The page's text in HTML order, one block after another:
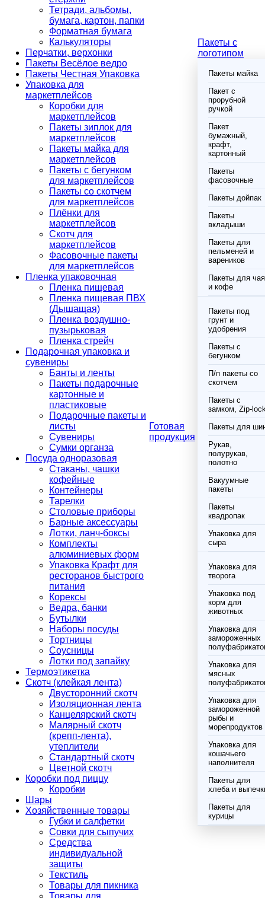
Тетради, альбомы,
бумага, картон, папки
Форматная бумага
Калькуляторы
Перчатки, верхонки
Пакеты Весёлое ведро
Пакеты Честная Упаковка
Упаковка для
маркетплейсов
Коробки для
маркетплейсов
Пакеты зиплок для
маркетплейсов
Пакеты майка для
маркетплейсов
Пакеты с бегунком
для маркетплейсов
Пакеты со скотчем
для маркетплейсов
Плёнки для
маркетплейсов
Скотч для
маркетплейсов
Фасовочные пакеты
для маркетплейсов
Пленка упаковочная
Пленка пищевая
Пленка пищевая ПВХ
(Дышащая)
Пленка воздушно-
пузырьковая
Пленка стрейч
Подарочная упаковка и
сувениры
Банты и ленты
Пакеты подарочные
картонные и
пластиковые
Подарочные пакеты и
листы
Сувениры
Сумки органза
Посуда одноразовая
Стаканы, чашки
кофейные
Контейнеры
Тарелки
Столовые приборы
Барные аксессуары
Лотки, ланч-боксы
Комплекты
алюминиевых форм
Упаковка Крафт для
ресторанов быстрого
питания
Корексы
Ведра, банки
Бутылки
Наборы посуды
Тортницы
Соусницы
Лотки под запайку
Термоэтикетка
Скотч (клейкая лента)
Двусторонний скотч
Изоляционная лента
Канцелярский скотч
Малярный скотч
(крепп-лента),
утеплители
Стандартный скотч
Цветной скотч
Коробки под пиццу
Коробки
Шары
Хозяйственные товары
Губки и салфетки
Совки для сыпучих
Средства
индивидуальной
защиты
Текстиль
Товары для пикника
Товары для
Готовая
продукция
Пакеты с
логотипом
Пакеты майка
Пакет с
прорубной
ручкой
Пакет
бумажный,
крафт,
картонный
Пакеты
фасовочные
Пакеты дойпак
Пакеты
вкладыши
Пакеты для
пельменей и
вареников
Пакеты для чая
и кофе
Пакеты под
грунт и
удобрения
Пакеты с
бегунком
П/п пакеты со
скотчем
Пакеты с
замком, Zip-
Пакеты для
Рукав,
полурукав,
полотно
Вакуумные
пакеты
Пакеты
квадропак
Упаковка для
сыра
Упаковка для
творога
Упаковка под
корм для
животных
Упаковка для
замороженных
Упаковка для
мясных
Упаковка для
замороженной
рыбы и
морепродуктов
Упаковка для
кошачьего
наполнителя
Пакеты для
хлеба и
Пакеты для
курицы